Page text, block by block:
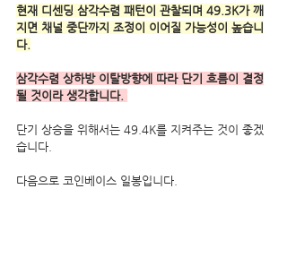
현재 디센딩 삼각수렴 패턴이 관찰되며 49.3K가 깨
지면 채널 중단까지 조정이 이어질 가능성이 높습니
다.
삼각수렴 상하방 이탈방향에 따라 단기 흐름이 결정
될 것이라 생각합니다.
단기 상승을 위해서는 49.4K를 지켜주는 것이 좋겠
습니다.
다음으로 코인베이스 일봉입니다.